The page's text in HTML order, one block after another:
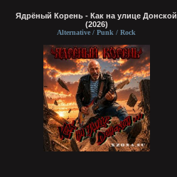
Ядрёный Корень - Как на улице Донской
(2026)
Alternative / Punk / Rock